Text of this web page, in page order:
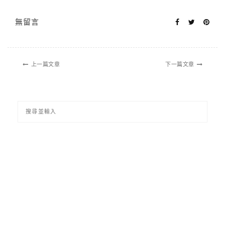
無留言
上一篇文章 下一篇文章